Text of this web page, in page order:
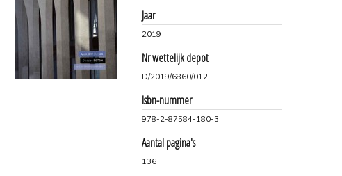
Jaar
2019
Nr wettelijk depot
D/2019/6860/012
Isbn-nummer
978-2-87584-180-3
Aantal pagina's
136